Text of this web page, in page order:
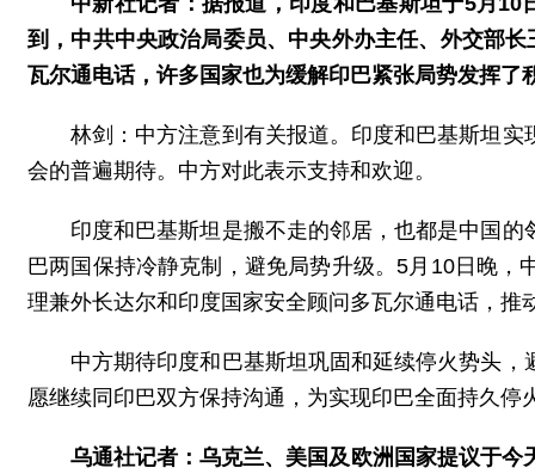
到，中共中央政治局委员、中央外办主任、外交部
瓦尔通电话，许多国家也为缓解印巴紧张局势发挥
林剑：中方注意到有关报道。印度和巴基斯坦
会的普遍期待。中方对此表示支持和欢迎。
印度和巴基斯坦是搬不走的邻居，也都是中国
巴两国保持冷静克制，避免局势升级。5月10日晚
理兼外长达尔和印度国家安全顾问多瓦尔通电话，
中方期待印度和巴基斯坦巩固和延续停火势头
愿继续同印巴双方保持沟通，为实现印巴全面持久
乌通社记者：乌克兰、美国及欧洲国家提议于